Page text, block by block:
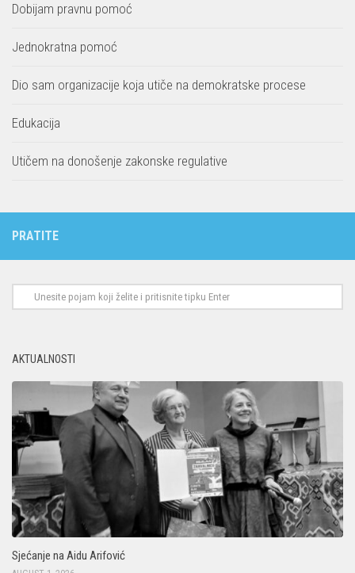
Dobijam pravnu pomoć
Jednokratna pomoć
Dio sam organizacije koja utiče na demokratske procese
Edukacija
Utičem na donošenje zakonske regulative
PRATITE
AKTUALNOSTI
Sjećanje na Aidu Arifović